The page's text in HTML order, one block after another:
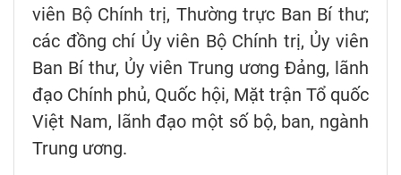
viên Bộ Chính trị, Thường trực Ban Bí thư;
các đồng chí Ủy viên Bộ Chính trị, Ủy viên
Ban Bí thư, Ủy viên Trung ương Đảng, lãnh
đạo Chính phủ, Quốc hội, Mặt trận Tổ quốc
Việt Nam, lãnh đạo một số bộ, ban, ngành
Trung ương.